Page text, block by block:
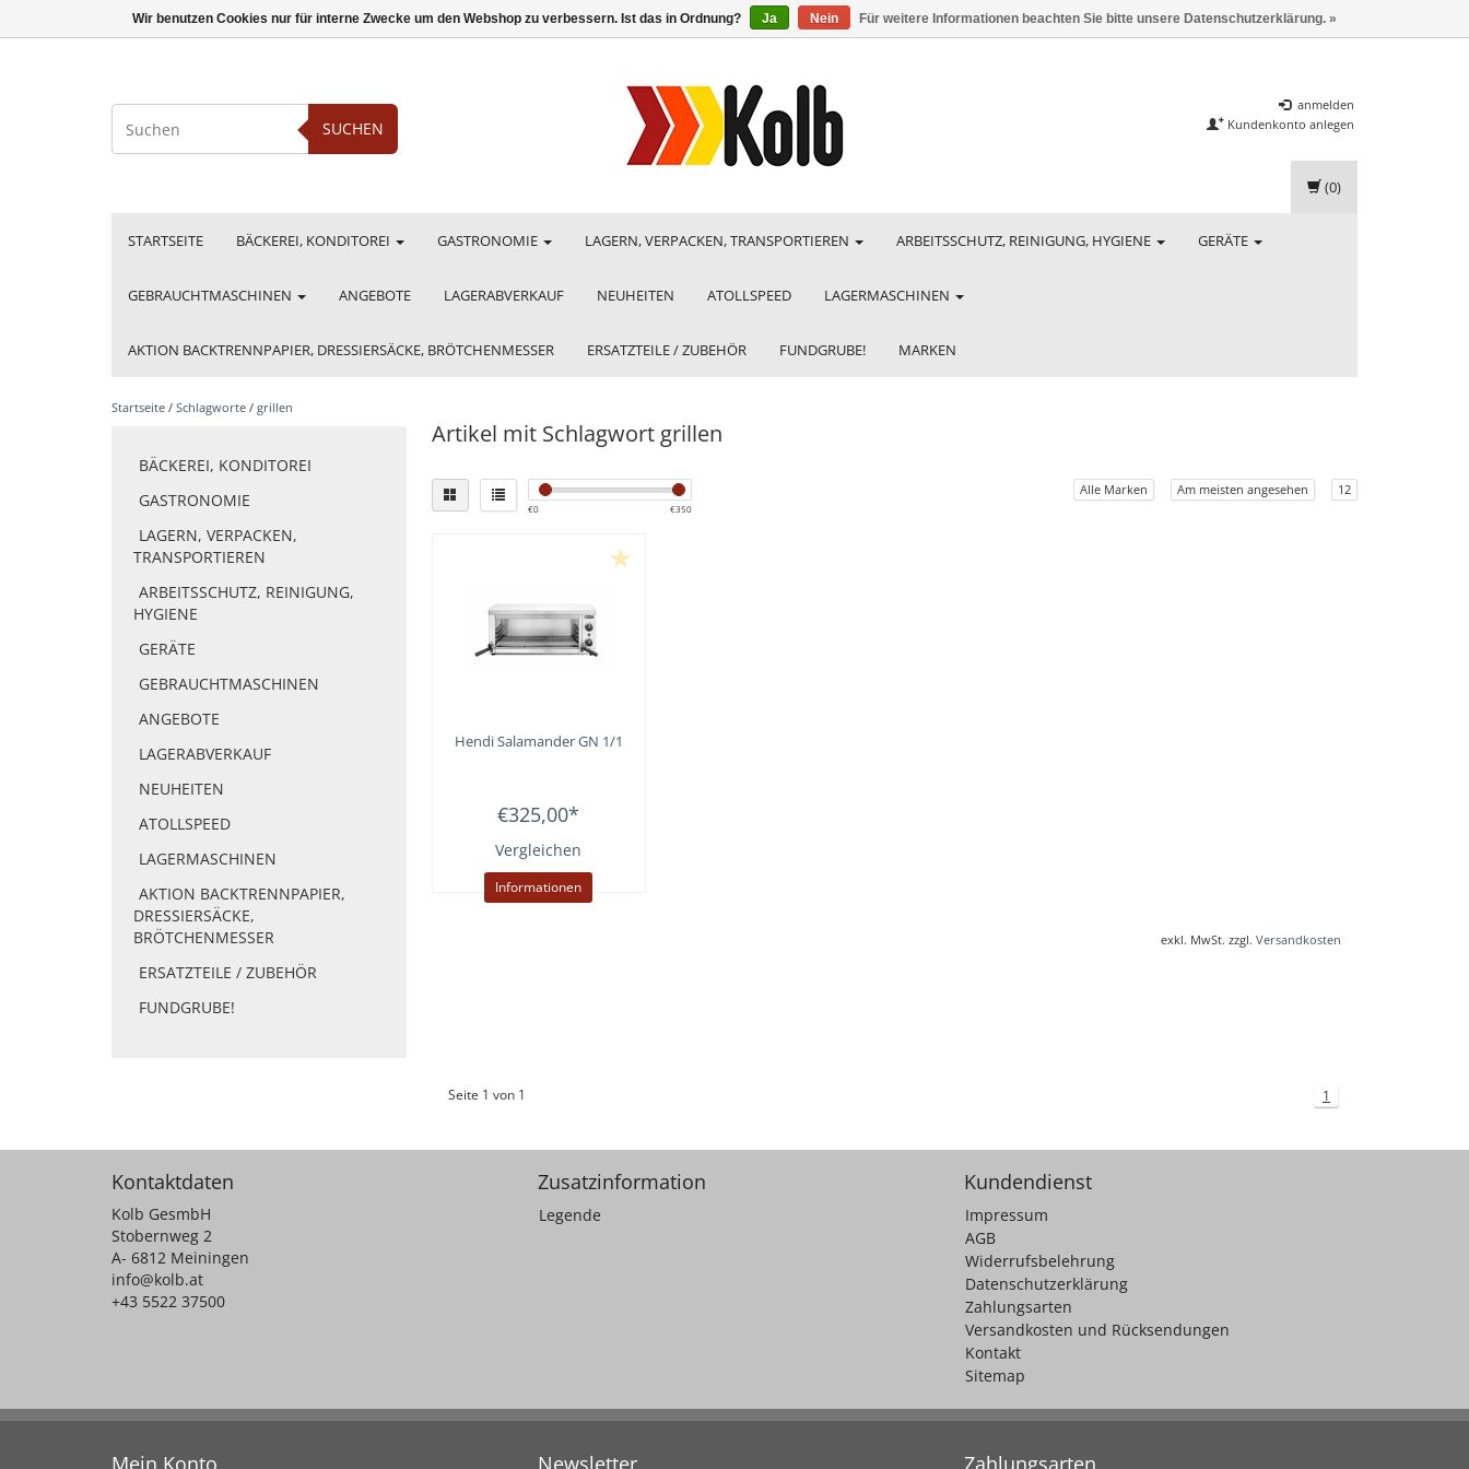
SUCHEN
anmelden
Kundenkonto anlegen
STARTSEITE BÄCKEREI, KONDITOREI GASTRONOMIE LAGERN, VERPACKEN, TRANSPORTIEREN ARBEITSSCHUTZ, REINIGUNG, HYGIENE GERÄTE
GEBRAUCHTMASCHINEN ANGEBOTE LAGERABVERKAUF NEUHEITEN ATOLLSPEED LAGERMASCHINEN
AKTION BACKTRENNPAPIER, DRESSIERSÄCKE, BRÖTCHENMESSER ERSATZTEILE / ZUBEHÖR FUNDGRUBE! MARKEN
(0)
Startseite / Schlagworte / grillen
BÄCKEREI, KONDITOREI
GASTRONOMIE
LAGERN, VERPACKEN,
TRANSPORTIEREN
ARBEITSSCHUTZ, REINIGUNG,
HYGIENE
GERÄTE
GEBRAUCHTMASCHINEN
ANGEBOTE
LAGERABVERKAUF
NEUHEITEN
ATOLLSPEED
LAGERMASCHINEN
AKTION BACKTRENNPAPIER,
DRESSIERSÄCKE,
BRÖTCHENMESSER
ERSATZTEILE / ZUBEHÖR
FUNDGRUBE!
Artikel mit Schlagwort grillen
€0 €350
Alle Marken Am meisten angesehen 12
HendiSalamander GN 1/1
€325,00*
Vergleichen
Informationen
exkl. MwSt. zzgl. Versandkosten
Seite 1 von 1 1
Kontaktdaten
Kolb GesmbH
Stobernweg 2
A- 6812 Meiningen
info@kolb.at
+43 5522 37500
Zusatzinformation
Legende
Kundendienst
Impressum
AGB
Widerrufsbelehrung
Datenschutzerklärung
Zahlungsarten
Versandkosten und Rücksendungen
Kontakt
Sitemap
Mein Konto Newsletter Zahlungsarten
Wir benutzen Cookies nur für interne Zwecke um den Webshop zu verbessern. Ist das in Ordnung? Ja Nein Für weitere Informationen beachten Sie bitte unsere Datenschutzerklärung. »